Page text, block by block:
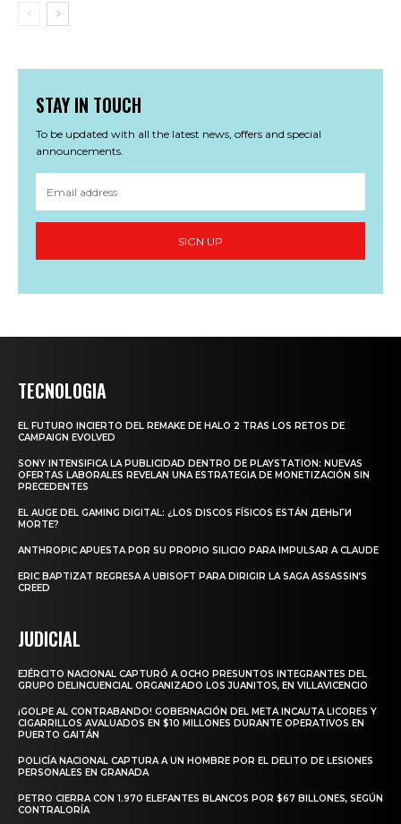
STAY IN TOUCH
To be updated with all the latest news, offers and special
announcements.
SIGN UP
TECNOLOGIA
EL FUTURO INCIERTO DEL REMAKE DE HALO 2 TRAS LOS RETOS DE
CAMPAIGN EVOLVED
SONY INTENSIFICA LA PUBLICIDAD DENTRO DE PLAYSTATION: NUEVAS
OFERTAS LABORALES REVELAN UNA ESTRATEGIA DE MONETIZACIÓN SIN
PRECEDENTES
EL AUGE DEL GAMING DIGITAL: ¿LOS DISCOS FÍSICOS ESTÁN ДЕНЬГИ
MORTE?
ANTHROPIC APUESTA POR SU PROPIO SILICIO PARA IMPULSAR A CLAUDE
ERIC BAPTIZAT REGRESA A UBISOFT PARA DIRIGIR LA SAGA ASSASSIN’S
CREED
JUDICIAL
EJÉRCITO NACIONAL CAPTURÓ A OCHO PRESUNTOS INTEGRANTES DEL
GRUPO DELINCUENCIAL ORGANIZADO LOS JUANITOS, EN VILLAVICENCIO
¡GOLPE AL CONTRABANDO! GOBERNACIÓN DEL META INCAUTA LICORES Y
CIGARRILLOS AVALUADOS EN $10 MILLONES DURANTE OPERATIVOS EN
PUERTO GAITÁN
POLICÍA NACIONAL CAPTURA A UN HOMBRE POR EL DELITO DE LESIONES
PERSONALES EN GRANADA
PETRO CIERRA CON 1.970 ELEFANTES BLANCOS POR $67 BILLONES, SEGÚN
CONTRALORÍA